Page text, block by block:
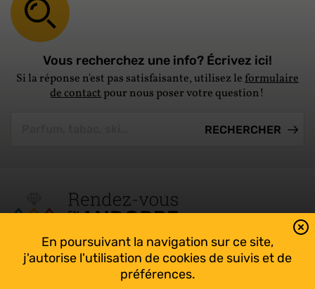
En poursuivant la navigation sur ce site,
j'autorise l'utilisation de cookies de suivis et de
préférences.
Vous recherchez une info? Écrivez ici!
Si la réponse n'est pas satisfaisante, utilisez leformulaire
de contactpour nous poser votre question!
Tout suivre sur l’Andorre!
Facebook